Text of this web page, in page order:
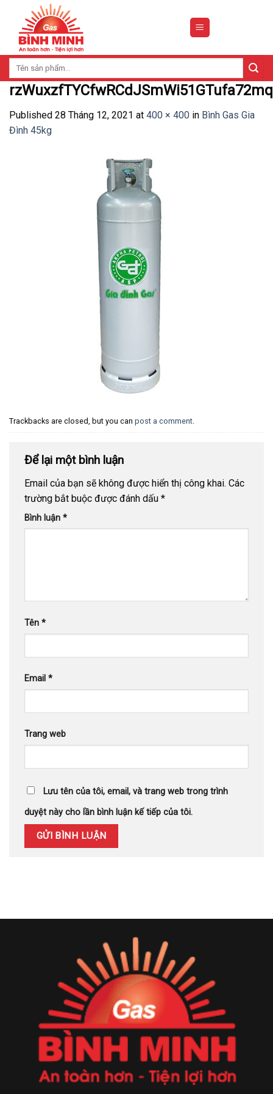
content
Published 28 Tháng 12, 2021 at 400 × 400 in Bình Gas Gia
Đình 45kg
Trackbacks are closed, but you can post a comment.
Để lại một bình luận
Email của bạn sẽ không được hiển thị công khai. Các
trường bắt buộc được đánh dấu *
Bình luận *
Tên *
Email *
Trang web
Lưu tên của tôi, email, và trang web trong trình
duyệt này cho lần bình luận kế tiếp của tôi.